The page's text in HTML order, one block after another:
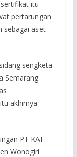
itu
pertarungan
sebagai aset
sengketa
Semarang
akhirnya
PT KAI
Wonogiri